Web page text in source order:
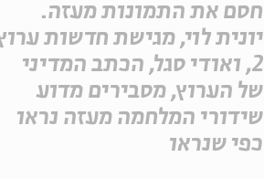
חסם את התמונות מעזה.
יונית לוי, מגישת חדשות
2, ואודי סגל, הכתב המדיני
של הערוץ, מסבירים מדוע
שידורי המלחמה מעזה נראו
כפי שנראו